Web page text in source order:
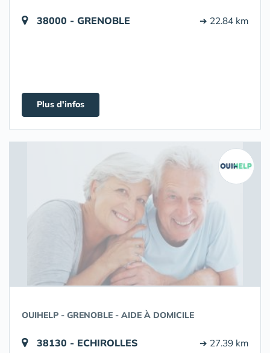
38000 - GRENOBLE ➔ 22.84 km
Plus d'infos
OUIHELP - GRENOBLE - AIDE À DOMICILE
38130 - ECHIROLLES ➔ 27.39 km